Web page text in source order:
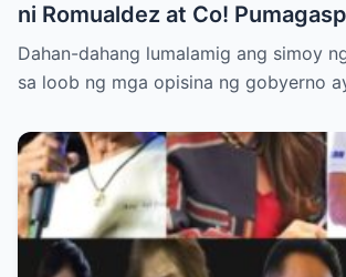
ni Romualdez at Co!
Pangulo—pero bakit malamya?
Dahan-dahang lumalamig ang simoy
sa loob ng mga opisina ng gobyerno